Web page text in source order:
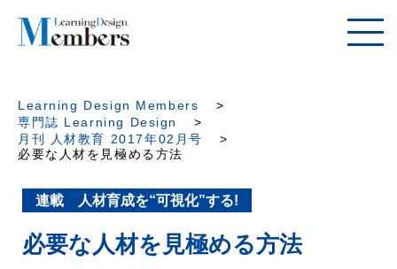
Learning Design Members
専門誌 Learning Design
月刊 人材教育 2017年02月号
必要な人材を見極める方法
連載 人材育成を“可視化”する!
必要な人材を見極める方法